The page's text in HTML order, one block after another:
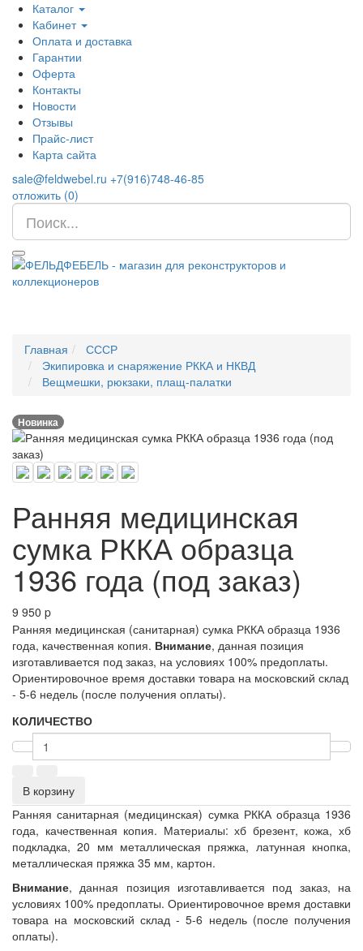
Каталог
Кабинет
Оплата и доставка
Гарантии
Оферта
Контакты
Новости
Отзывы
Прайс-лист
Карта сайта
sale@feldwebel.ru +7(916)748-46-85
отложить (0)
Главная
СССР
Экипировка и снаряжение РККА и НКВД
Вещмешки, рюкзаки, плащ-палатки
Новинка
Ранняя медицинская
сумка РККА образца
1936 года (под заказ)
9 950 p
Ранняя медицинская (санитарная) сумка РККА образца 1936
года, качественная копия. Внимание, данная позиция
изготавливается под заказ, на условиях 100% предоплаты.
Ориентировочное время доставки товара на московский склад
- 5-6 недель (после получения оплаты).
КОЛИЧЕСТВО
В корзину
Ранняя санитарная (медицинская) сумка РККА образца 1936
года, качественная копия. Материалы: хб брезент, кожа, хб
подкладка, 20 мм металлическая пряжка, латунная кнопка,
металлическая пряжка 35 мм, картон.
Внимание, данная позиция изготавливается под заказ, на
условиях 100% предоплаты. Ориентировочное время доставки
товара на московский склад - 5-6 недель (после получения
оплаты).